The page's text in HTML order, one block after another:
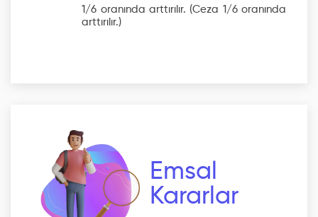
1/6 oranında arttırılır. (Ceza 1/6 oranında
arttırılır.)
Emsal
Kararlar